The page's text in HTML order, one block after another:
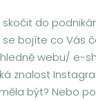
do
bojíte co Vás
webu/ e-
znalost
být? Nebo